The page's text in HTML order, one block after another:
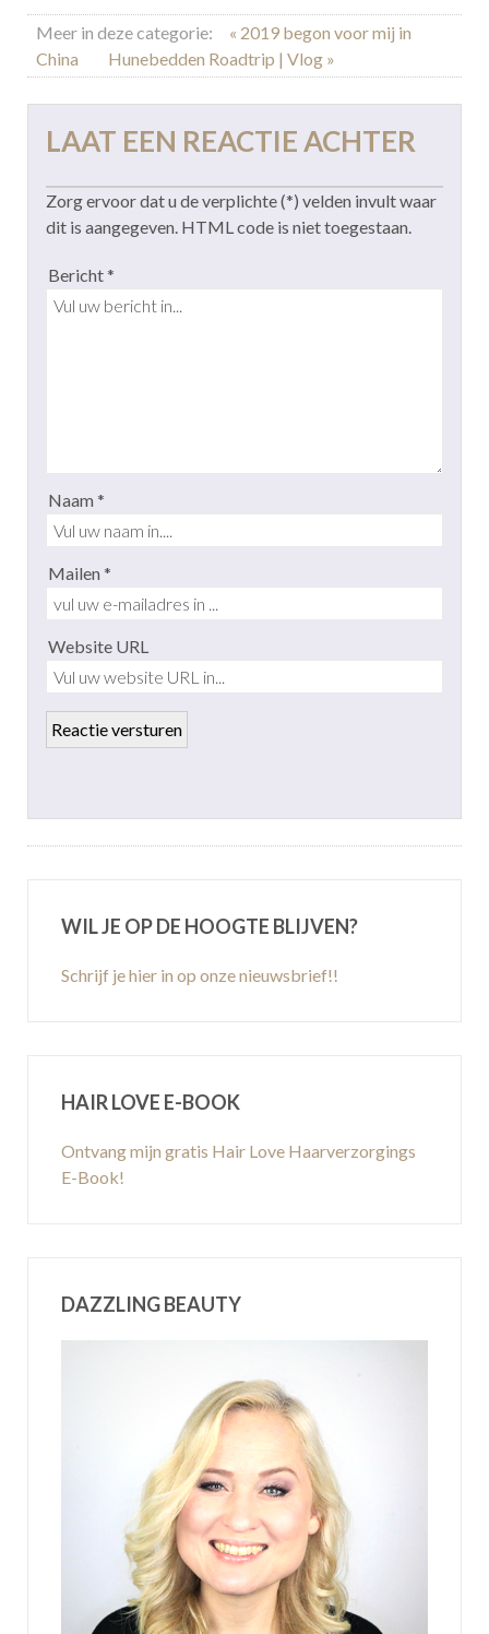
Meer in deze categorie:
« 2019 begon voor mij in
China
Hunebedden Roadtrip | Vlog »
LAAT EEN REACTIE ACHTER
Zorg ervoor dat u de verplichte (*) velden invult waar
dit is aangegeven. HTML code is niet toegestaan.
Bericht *
Naam *
Mailen *
Website URL
WIL JE OP DE HOOGTE BLIJVEN?
Schrijf je hier in op onze nieuwsbrief!!
HAIR LOVE E-BOOK
Ontvang mijn gratis Hair Love Haarverzorgings
E-Book!
DAZZLING BEAUTY